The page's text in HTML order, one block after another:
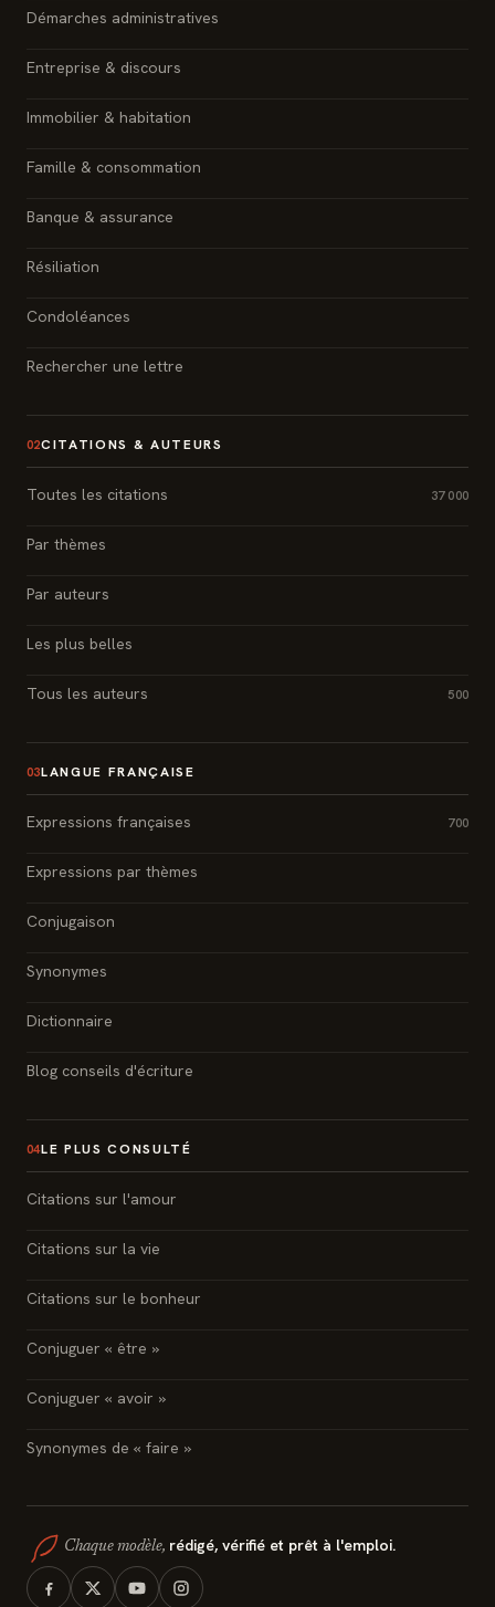
Démarches administratives
Entreprise & discours
Immobilier & habitation
Famille & consommation
Banque & assurance
Résiliation
Condoléances
Rechercher une lettre
02CITATIONS & AUTEURS
Toutes les citations 37 000
Par thèmes
Par auteurs
Les plus belles
Tous les auteurs 500
03LANGUE FRANÇAISE
Expressions françaises 700
Expressions par thèmes
Conjugaison
Synonymes
Dictionnaire
Blog conseils d'écriture
04LE PLUS CONSULTÉ
Citations sur l'amour
Citations sur la vie
Citations sur le bonheur
Conjuguer « être »
Conjuguer « avoir »
Synonymes de « faire »
Chaque modèle, rédigé, vérifié et prêt à l'emploi.